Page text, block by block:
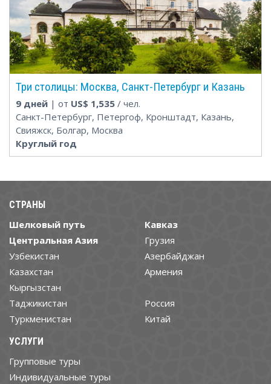
Три столицы: Москва, Санкт-Петербург и Казань
9 дней | от US$ 1,535 / чел.
Санкт-Петербург, Петергоф, Кронштадт, Казань,
Свияжск, Болгар, Москва
Круглый год
СТРАНЫ
Шелковый путь
Центральная Азия
Узбекистан
Казахстан
Кыргызстан
Таджикистан
Туркменистан
Кавказ
Грузия
Азербайджан
Армения
Россия
Китай
УСЛУГИ
Групповые туры
Индивидуальные туры